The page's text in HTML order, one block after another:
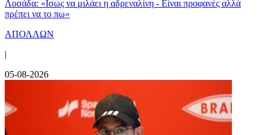
Λοσάδα: «Ισως να μιλάει η αδρεναλίνη - Είναι προφανές αλλά
πρέπει να το πω»
ΑΠΟΛΛΩΝ
|
05-08-2026